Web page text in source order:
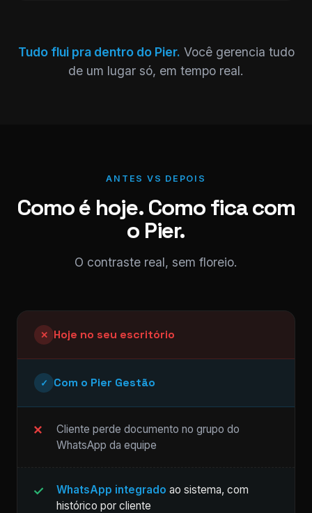
Tudo flui pra dentro do Pier. Você gerencia tudo
de um lugar só, em tempo real.
ANTES VS DEPOIS
Como é hoje. Como fica com
o Pier.
O contraste real, sem floreio.
✕ Hoje no seu escritório
✓ Com o Pier Gestão
Cliente perde documento no grupo do
WhatsApp da equipe
WhatsApp integrado ao sistema, com
histórico por cliente